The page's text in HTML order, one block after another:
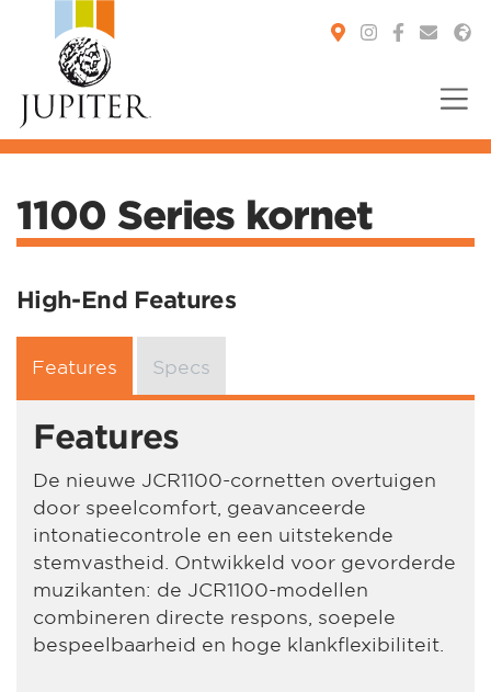
1100 Series kornet
High-End Features
Features Specs
Features
De nieuwe JCR1100-cornetten overtuigen
door speelcomfort, geavanceerde
intonatiecontrole en een uitstekende
stemvastheid. Ontwikkeld voor gevorderde
muzikanten: de JCR1100-modellen
combineren directe respons, soepele
bespeelbaarheid en hoge klankflexibiliteit.